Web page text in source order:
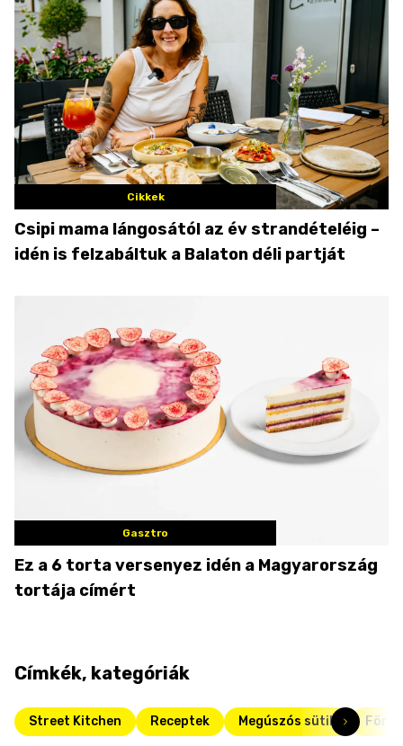
Cikkek
Csipi mama lángosától az év strandételéig –
idén is felzabáltuk a Balaton déli partját
Gasztro
Ez a 6 torta versenyez idén a Magyarország
tortája címért
Címkék, kategóriák
Street Kitchen Receptek Megúszós sütik